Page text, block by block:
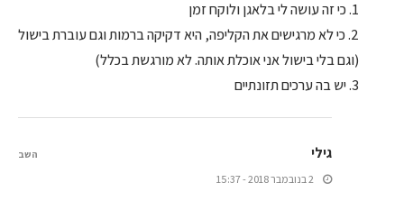
1. כי זה עושה לי בלאגן ולוקח זמן
2. כי לא מרגישים את הקליפה, היא דקיקה ברמות וגם עוברת בישול
(וגם בלי בישול אני אוכלת אותה. לא מורגשת בכלל)
3. יש בה ערכים תזונתיים
גילי
2 בנובמבר 2018 - 15:37
השב